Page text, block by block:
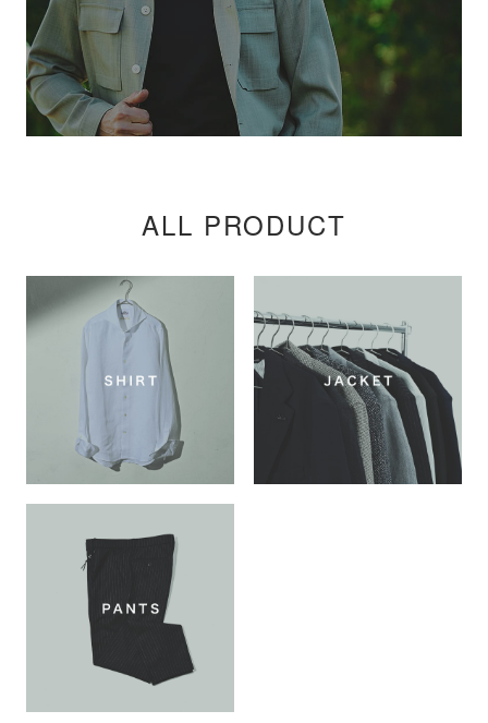
ALL PRODUCT